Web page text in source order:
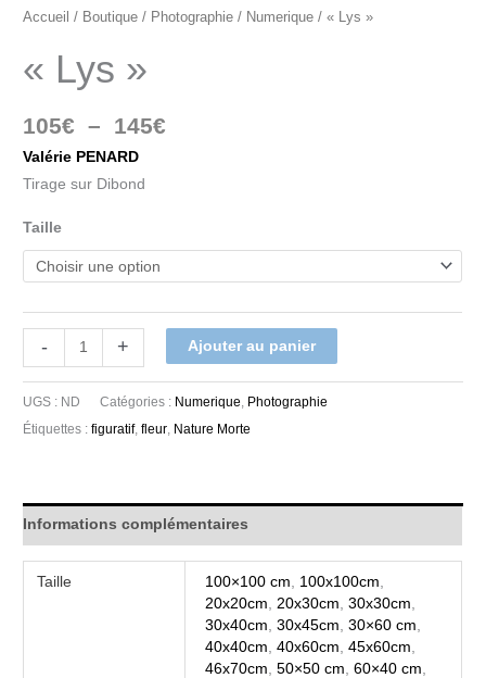
Accueil / Boutique / Photographie / Numerique / « Lys »
« Lys »
105€ – 145€
Valérie PENARD
Tirage sur Dibond
Taille
- + Ajouter au panier
UGS : ND Catégories : Numerique, Photographie
Étiquettes :figuratif,fleur, Nature Morte
Informations complémentaires
Taille 100×100 cm 100x100cm
20x20cm
20x30cm ,30x30cm
30x40cm ,30x45cm ,30×60 cm
40x40cm ,40x60cm ,45x60cm
46x70cm ,50×50 cm ,60×40 cm